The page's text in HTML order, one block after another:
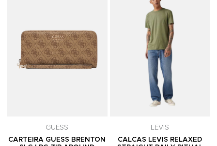
GUESS
CARTEIRA GUESS BRENTON
LEVIS
CALCAS LEVIS RELAXED